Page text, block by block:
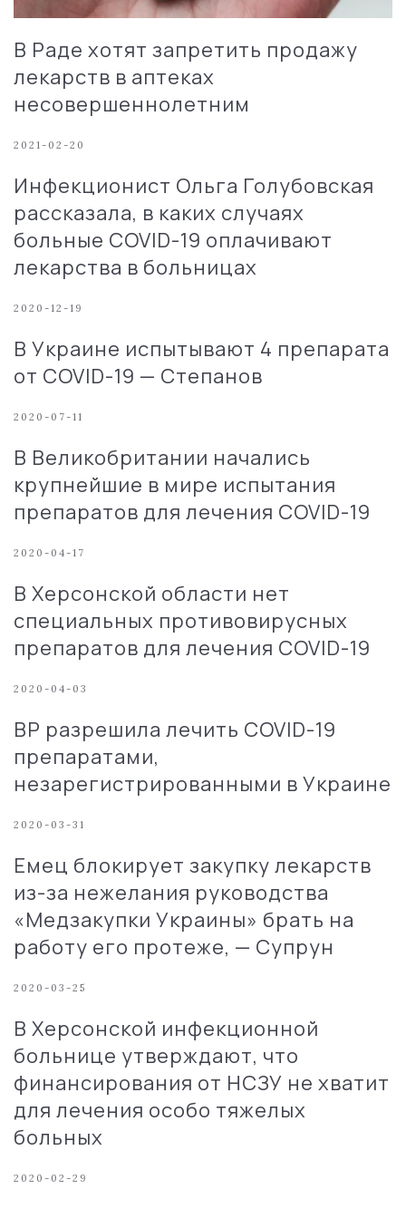
В Раде хотят запретить продажу
лекарств в аптеках
несовершеннолетним
2021-02-20
Инфекционист Ольга Голубовская
рассказала, в каких случаях
больные COVID-19 оплачивают
лекарства в больницах
2020-12-19
В Украине испытывают 4 препарата
от COVID-19 — Степанов
2020-07-11
В Великобритании начались
крупнейшие в мире испытания
препаратов для лечения COVID-19
2020-04-17
В Херсонской области нет
специальных противовирусных
препаратов для лечения COVID-19
2020-04-03
ВР разрешила лечить COVID-19
препаратами,
незарегистрированными в Украине
2020-03-31
Емец блокирует закупку лекарств
из-за нежелания руководства
«Медзакупки Украины» брать на
работу его протеже, — Супрун
2020-03-25
В Херсонской инфекционной
больнице утверждают, что
финансирования от НСЗУ не хватит
для лечения особо тяжелых
больных
2020-02-29